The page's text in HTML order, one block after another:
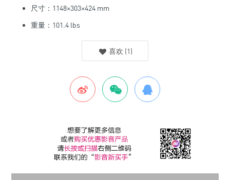
尺寸：1148×303×424 mm
重量：101.4 lbs
喜欢 (1)